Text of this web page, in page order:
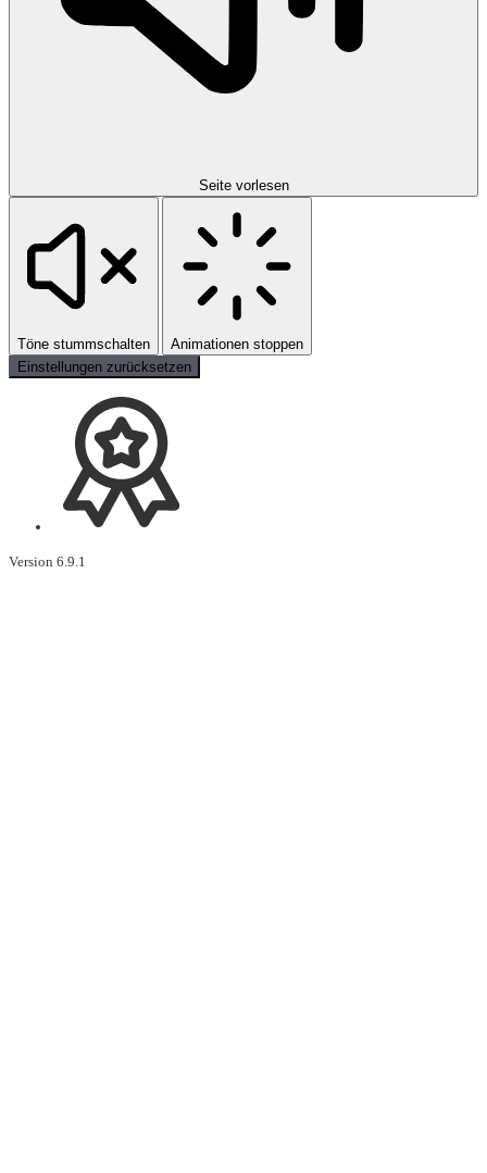
Seite vorlesen
Töne stummschalten
Animationen stoppen
Einstellungen zurücksetzen
Version 6.9.1